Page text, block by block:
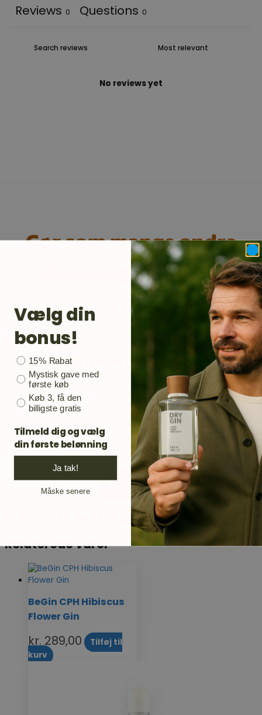
Reviews 0 Questions 0
No reviews yet
Gør som mange andre
danske ginelskere.
TILMELD DIG KUNDEKLUBBEN
Din email er adgangen til opdateringer på
ginmarkedet. Ugens flaske, nye gin,
ginsmaginger og meget andet.
Email
Mobil
Tilmeld
Produkter du tidligere har set
Relaterede varer
BeGin CPH Hibiscus
Flower Gin
kr. 289,00
Tilføj til
kurv
Vælg din
bonus!
Bonusgave
15% Rabat
Mystisk gave med
første køb
Køb 3, få den
billigste gratis
Tilmeld dig og vælg
din første belønning
Ja tak!
Måske senere